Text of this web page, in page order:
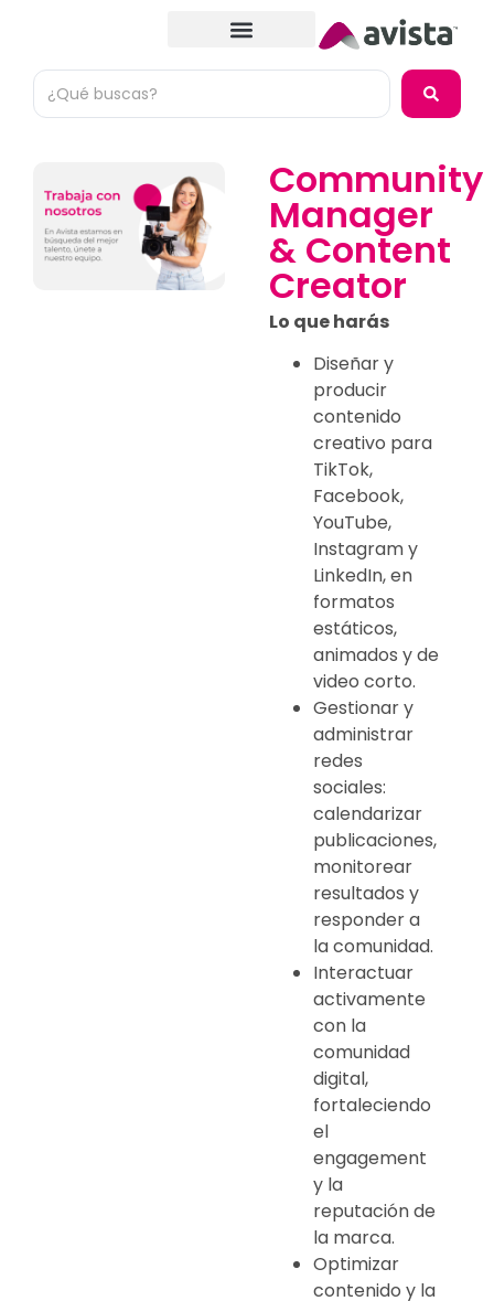
Community
Manager
& Content
Creator
Lo que harás
Diseñar y
producir
contenido
creativo para
TikTok,
Facebook,
YouTube,
Instagram y
LinkedIn, en
formatos
estáticos,
animados y de
video corto.
Gestionar y
administrar
redes
sociales:
calendarizar
publicaciones,
monitorear
resultados y
responder a
la comunidad.
Interactuar
activamente
con la
comunidad
digital,
fortaleciendo
el
engagement
y la
reputación de
la marca.
Optimizar
contenido y la